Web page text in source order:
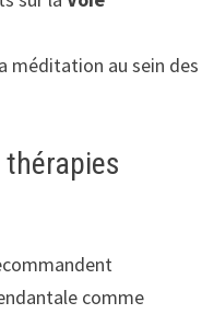
méditation au sein des
comme